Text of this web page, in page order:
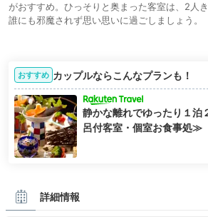
がおすすめ。ひっそりと奥まった客室は、2人
誰にも邪魔されず思い思いに過ごしましょう。
おすすめ カップルならこんなプランも！
静かな離れでゆったり１
呂付客室・個室お食事処≫
詳細情報